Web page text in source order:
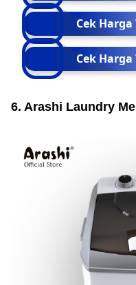
Cek
Cek
6. Arashi Laundry